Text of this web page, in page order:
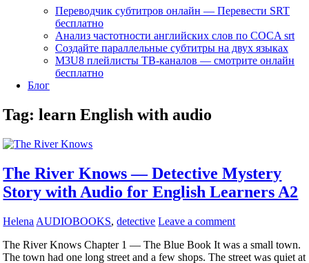
Переводчик субтитров онлайн — Перевести SRT
бесплатно
Анализ частотности английских слов по COCA srt
Создайте параллельные субтитры на двух языках
M3U8 плейлисты ТВ‑каналов — смотрите онлайн
бесплатно
Блог
Tag:learn English with audio
The River Knows — Detective Mystery
Story with Audio for English Learners A2
Helena AUDIOBOOKS,detective Leave a comment
The River Knows Chapter 1 — The Blue Book It was a small town.
The town had one long street and a few shops. The street was quiet at